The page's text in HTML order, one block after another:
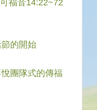
福音14:22~72
的開始
團隊式的傳福